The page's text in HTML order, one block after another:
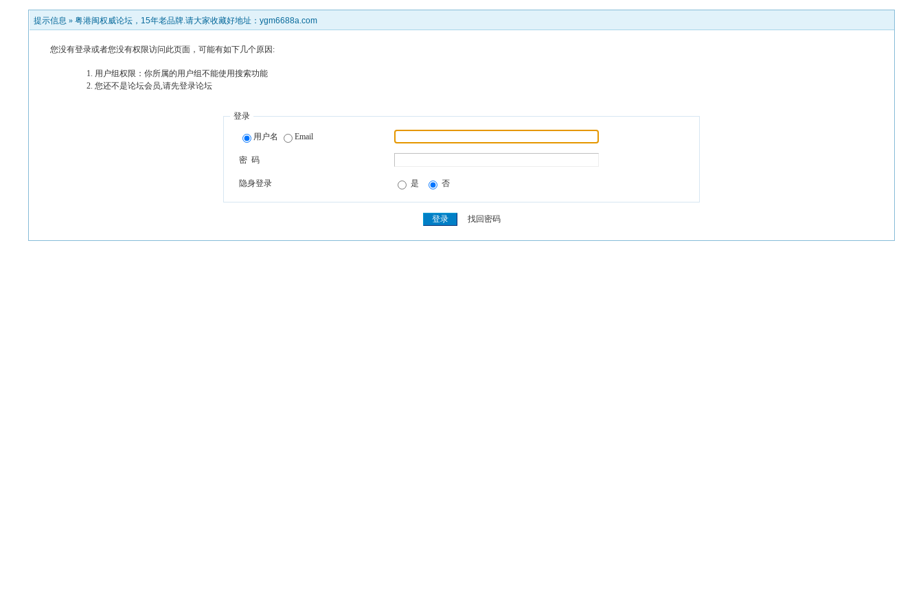
提示信息 » 粤港闽权威论坛，15年老品牌.请大家收藏好地址：ygm6688a.com
您没有登录或者您没有权限访问此页面，可能有如下几个原因:
用户组权限：你所属的用户组不能使用搜索功能
您还不是论坛会员,请先登录论坛
登录
用户名 Email
密 码
隐身登录 是 否
找回密码